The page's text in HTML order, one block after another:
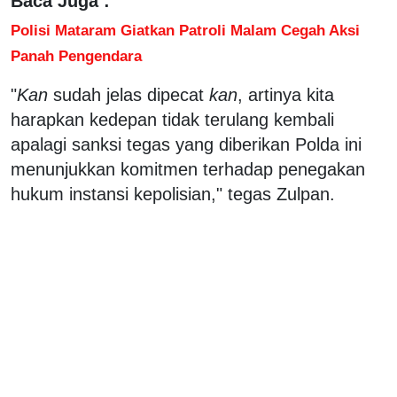
Polisi Mataram Giatkan Patroli Malam Cegah Aksi
Panah Pengendara
"Kan sudah jelas dipecat kan, artinya kita
harapkan kedepan tidak terulang kembali
apalagi sanksi tegas yang diberikan Polda ini
menunjukkan komitmen terhadap penegakan
hukum instansi kepolisian," tegas Zulpan.